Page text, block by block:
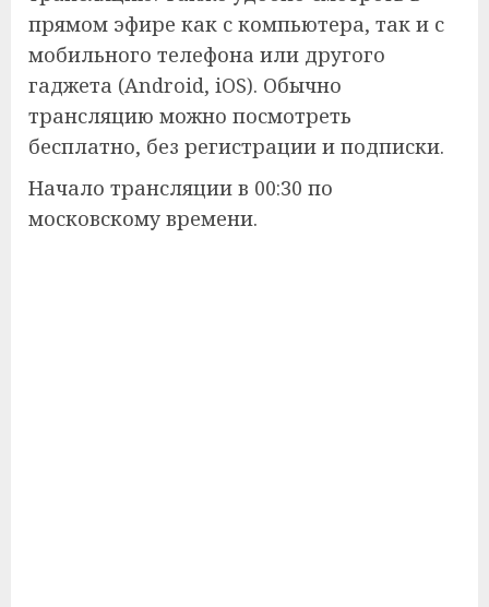
прямом эфире как с компьютера, так и с
мобильного телефона или другого
гаджета (Android, iOS). Обычно
трансляцию можно посмотреть
бесплатно, без регистрации и подписки.
Начало трансляции в 00:30 по
московскому времени.